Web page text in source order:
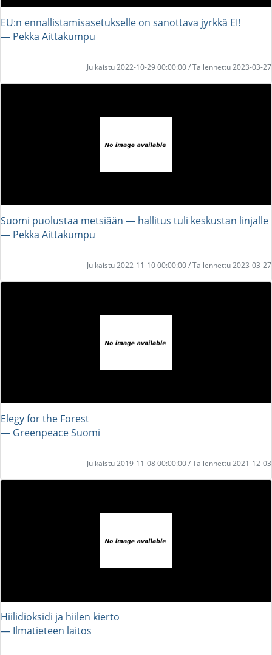
EU:n ennallistamisasetukselle on sanottava jyrkkä EI!
― Pekka Aittakumpu
Julkaistu 2022-10-29 00:00:00 / Tallennettu 2023-03-27
Suomi puolustaa metsiään — hallitus tuli keskustan linjalle
― Pekka Aittakumpu
Julkaistu 2022-11-10 00:00:00 / Tallennettu 2023-03-27
Elegy for the Forest
― Greenpeace Suomi
Julkaistu 2019-11-08 00:00:00 / Tallennettu 2021-12-03
Hiilidioksidi ja hiilen kierto
― Ilmatieteen laitos